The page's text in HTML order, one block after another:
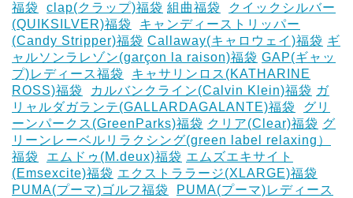
福袋
clap(クラップ)福袋 組曲福袋
クイックシルバー
(QUIKSILVER)福袋
キャンディーストリッパー
(Candy Stripper)福袋 Callaway(キャロウェイ)福袋 ギ
ャルソンラレゾン(garçon la raison)福袋 GAP(ギャッ
プ)レディース福袋
キャサリンロス(KATHARINE
ROSS)福袋
カルバンクライン(Calvin Klein)福袋 ガ
リャルダガランテ(GALLARDAGALANTE)福袋
グリ
ーンパークス(GreenParks)福袋 クリア(Clear)福袋 グ
リーンレーベルリラクシング(green label relaxing）
福袋
エムドゥ(M.deux)福袋 エムズエキサイト
(Emsexcite)福袋 エクストララージ(XLARGE)福袋
PUMA(プーマ)ゴルフ福袋
PUMA(プーマ)レディース